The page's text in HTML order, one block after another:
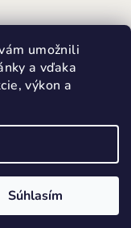
umožnili
a vďaka
výkon a
Súhlasím